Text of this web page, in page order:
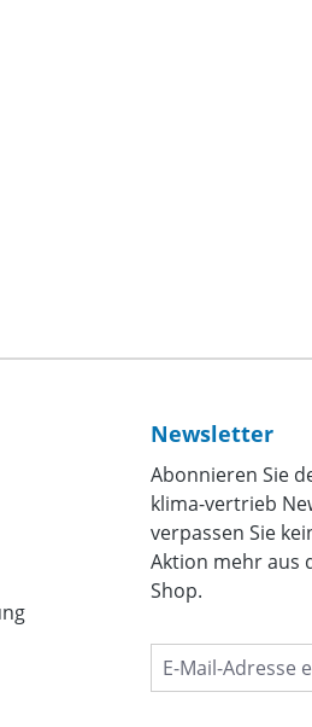
Newsletter
Abonnieren Sie
klima-vertrieb
verpassen Sie
Aktion mehr aus
Shop.